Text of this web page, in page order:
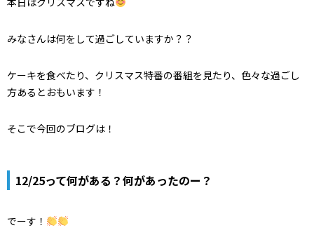
みなさんは何をして過ごしていますか？？
ケーキを食べたり、クリスマス特番の番組を見たり、色々な過ごし
方あるとおもいます！
そこで今回のブログは！
12/25って何がある？何があったのー？
でーす！